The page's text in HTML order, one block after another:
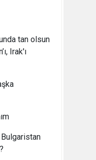
tan olsun
Irak'ı